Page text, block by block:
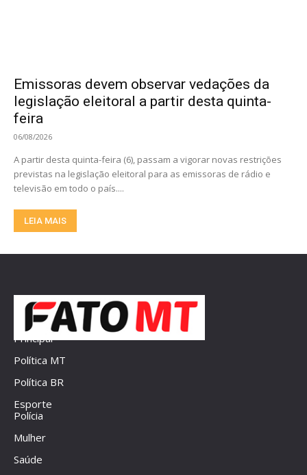
Emissoras devem observar vedações da
legislação eleitoral a partir desta quinta-
feira
06/08/2026
A partir desta quinta-feira (6), passam a vigorar novas restrições
previstas na legislação eleitoral para as emissoras de rádio e
televisão em todo o país....
LEIA MAIS
Principal
Política MT
Política BR
Esporte
Polícia
Mulher
Saúde